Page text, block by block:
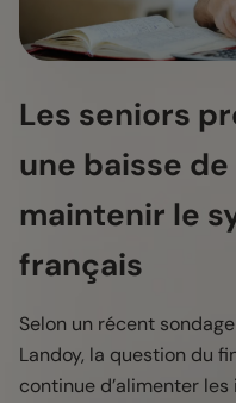
Les seniors
une baisse
maintenir le
français
Selon un récent
Landoy, la question du
continue d’alimenter